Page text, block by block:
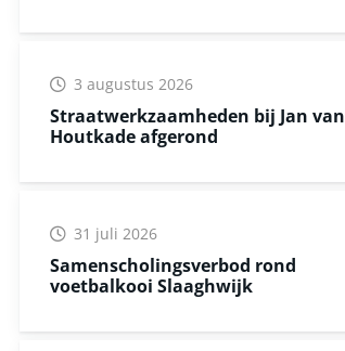
Straatwerkzaamheden bij Jan van
Houtkade afgerond
3 augustus 2026
Samenscholingsverbod rond
voetbalkooi Slaaghwijk
31 juli 2026